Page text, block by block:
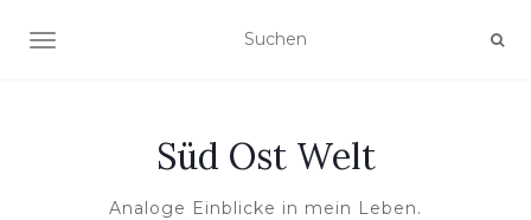
NAVIGATION UMSCHALTEN
Süd Ost Welt
Analoge Einblicke in mein Leben.